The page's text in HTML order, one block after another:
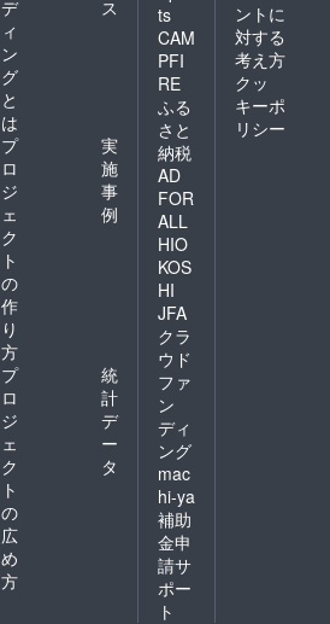
業名を
ご記入
くださ
い。 [注
意事項]
ロゴや
バナー
ご記入
くださ
い。 [注
意事項]
ロゴや
バナー
などの
デ
ィ
ン
グ
と
は
ス
プ
ロ
ジ
ェ
ク
ト
の
作
り
方
実
施
事
例
プ
ロ
ジ
ェ
ク
ト
の
広
め
方
統
計
デ
ー
タ
ts
CAM
PFI
RE
ふる
さと
納税
AD
FOR
ALL
HIO
KOS
HI
JFA
クラ
ウド
ファ
ン
ディ
ング
mac
hi-ya
補助
金申
請サ
ポー
ト
ントに
対する
考え方
クッ
キーポ
リシー